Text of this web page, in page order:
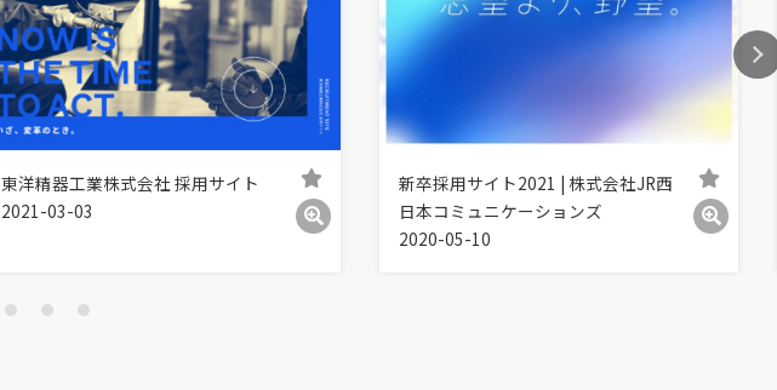
東洋精器工業株式会社 採用サイト
2021-03-03
新卒採用サイト2021 | 株式会社JR西
日本コミュニケーションズ
2020-05-10